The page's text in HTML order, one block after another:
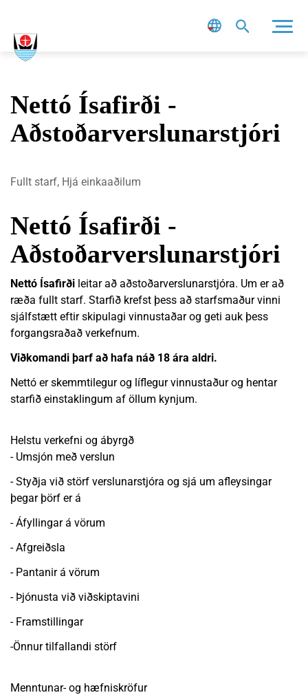
Nettó Ísafirði -
Aðstoðarverslunarstjóri
Fullt starf, Hjá einkaaðilum
Nettó Ísafirði -
Aðstoðarverslunarstjóri
Nettó Ísafirði leitar að aðstoðarverslunarstjóra. Um er að
ræða fullt starf. Starfið krefst þess að starfsmaður vinni
sjálfstætt eftir skipulagi vinnustaðar og geti auk þess
forgangsraðað verkefnum.
Viðkomandi þarf að hafa náð 18 ára aldri.
Nettó er skemmtilegur og líflegur vinnustaður og hentar
starfið einstaklingum af öllum kynjum.
Helstu verkefni og ábyrgð
- Umsjón með verslun
- Styðja við störf verslunarstjóra og sjá um afleysingar
þegar þörf er á
- Áfyllingar á vörum
- Afgreiðsla
- Pantanir á vörum
- Þjónusta við viðskiptavini
- Framstillingar
-Önnur tilfallandi störf
Menntunar- og hæfniskröfur